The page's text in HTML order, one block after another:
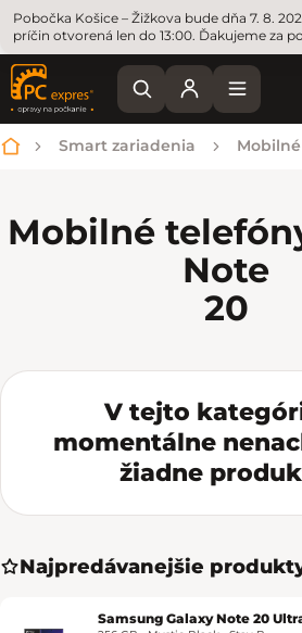
Pobočka Košice – Žižkova bude dňa 7. 8.
príčin otvorená len do 13:00. Ďakujeme za
Domov
Smart zariadenia
Mobilné
Note
20
V tejto
momentálne
žiadne
Najpredávanejšie
Samsung Galaxy Note 20